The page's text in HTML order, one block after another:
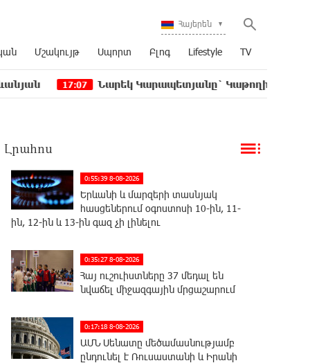
Հայերեն
Մշակույթ Սպորտ Բլոգ Lifestyle TV
Նարեկ Կարապետյանը` Կաթողիկոսին հեռացնել
Լրահոս
0:55:39 8-08-2026
Երևանի և մարզերի տասնյակ
հասցեներում օգոստոսի 10-ին, 11-
ին, 12-ին և 13-ին գազ չի լինելու
0:35:27 8-08-2026
Հայ ուշուիստները 37 մեդալ են
նվաճել միջազգային մրցաշարում
0:17:18 8-08-2026
ԱՄՆ Սենատը մեծամասնությամբ
ընդունել է Ռուսաստանի և Իրանի